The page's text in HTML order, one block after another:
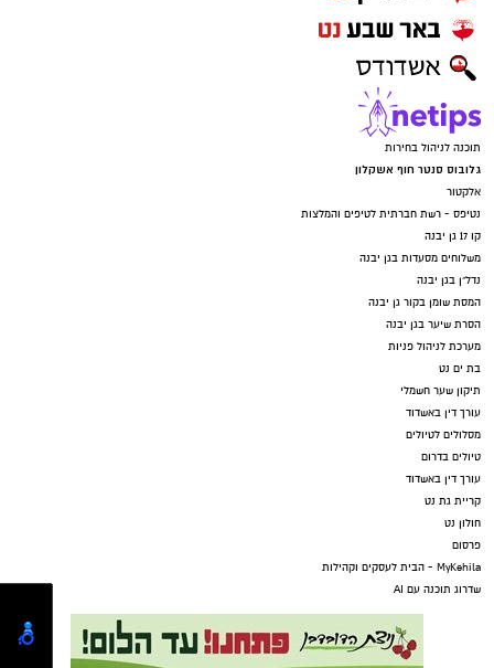
תוכנה לניהול בחירות
גלובוס סנטר חוף אשקלון
אלקטור
נטיפס - רשת חברתית לטיפים והמלצות
קו 17 גן יבנה
משלוחים מסעדות בגן יבנה
נדל"ן בגן יבנה
המסת שומן בקור גן יבנה
הסרת שיער בגן יבנה
מערכת לניהול פניות
בת ים נט
תיקון שער חשמלי
עורך דין באשדוד
מסלולים לטיולים
טיולים בדרום
עורך דין באשדוד
קריית גת נט
חולון נט
פרסום
MyKehila - הבית לעסקים וקהילות
שדרוג תוכנה עם AI